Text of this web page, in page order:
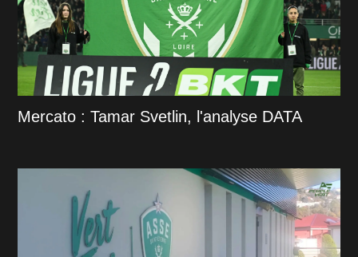
Mercato : Tamar Svetlin, l'analyse DATA